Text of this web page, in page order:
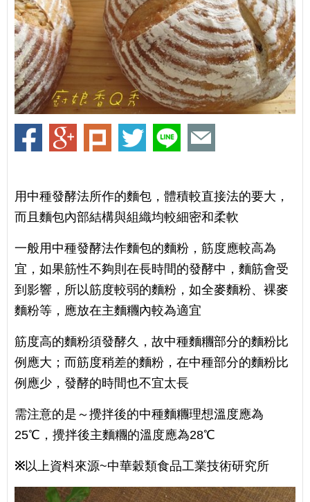
用中種發酵法所作的麵包，體積較直接法的要大，
而且麵包內部結構與組織均較細密和柔軟
一般用中種發酵法作麵包的麵粉，筋度應較高為
宜，如果筋性不夠則在長時間的發酵中，麵筋會受
到影響，所以筋度較弱的麵粉，如全麥麵粉、裸麥
麵粉等，應放在主麵糰內較為適宜
筋度高的麵粉須發酵久，故中種麵糰部分的麵粉比
例應大；而筋度稍差的麵粉，在中種部分的麵粉比
例應少，發酵的時間也不宜太長
需注意的是～攪拌後的中種麵糰理想溫度應為
25℃，攪拌後主麵糰的溫度應為28℃
※以上資料來源~中華穀類食品工業技術研究所